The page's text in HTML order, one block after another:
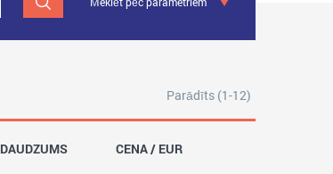
Parādīts (1-12)
DAUDZUMS CENA / EUR